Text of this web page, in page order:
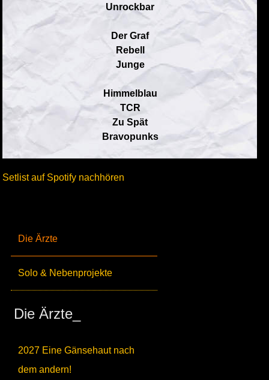
Die Ärzte
Solo & Nebenprojekte
Die Ärzte_
2027 Eine Gänsehaut nach
dem andern!
Unrockbar
Der Graf
Rebell
Junge
Himmelblau
TCR
Zu Spät
Bravopunks
Setlist auf Spotify nachhören